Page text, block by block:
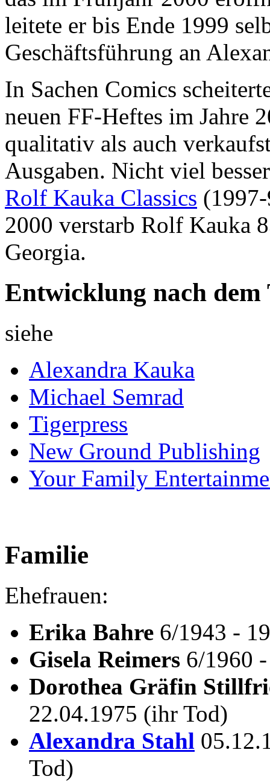
leitete er bis Ende 1999
Geschäftsführung an
In Sachen Comics
neuen FF-Heftes im Jahre
qualitativ als auch
Ausgaben. Nicht viel
Rolf Kauka Classics
2000 verstarb Rolf Kauka
Georgia.
Entwicklung nach dem
siehe
Alexandra Kauka
Michael Semrad
Tigerpress
New Ground Publishing
Your Family
Familie
Ehefrauen:
Erika Bahre 6/1943 -
Gisela Reimers 6/1960
Dorothea Gräfin
22.04.1975 (ihr Tod)
Alexandra Stahl
Tod)